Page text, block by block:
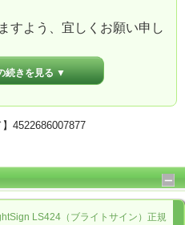
すよう、宜しくお願い申し
」の同時購入に限り、
込5,170円）
続きを見る ▼
4522686007877
LS424（ブライトサイン）正規